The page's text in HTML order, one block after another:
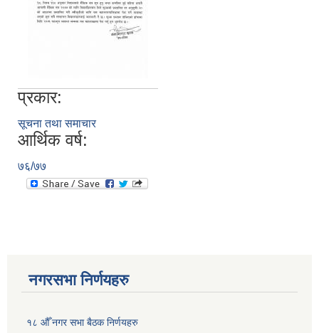
प्रकार:
सूचना तथा समाचार
आर्थिक वर्ष:
७६/७७
नगरसभा निर्णयहरु
१८ औँ नगर सभा बैठक निर्णयहरु